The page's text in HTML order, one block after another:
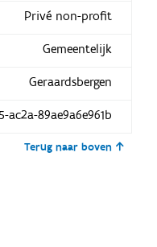
Privé non-profit
Gemeentelijk
Geraardsbergen
ac2a-89ae9a6e961b
Terug naar boven